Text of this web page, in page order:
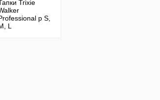
Trixie
р S,
L